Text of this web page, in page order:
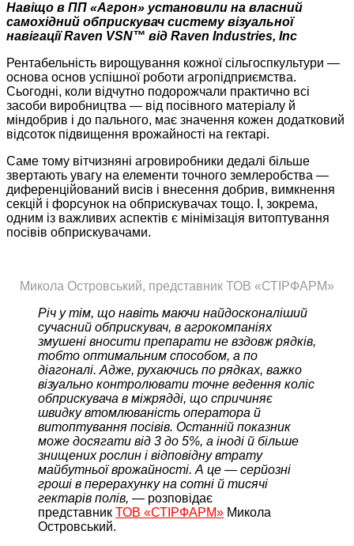
Навіщо в ПП «Агрон» установили на власний
самохідний обприскувач систему візуальної
навігації Raven VSN™ від Raven Industries, Inc
Рентабельність вирощування кожної сільгоспкультури —
основа основ успішної роботи агропідприємства.
Сьогодні, коли відчутно подорожчали практично всі
засоби виробництва — від посівного матеріалу й
міндобрив і до пального, має значення кожен додатковий
відсоток підвищення врожайності на гектарі.
Саме тому вітчизняні агровиробники дедалі більше
звертають увагу на елементи точного землеробства —
диференційований висів і внесення добрив, вимкнення
секцій і форсунок на обприскувачах тощо. І, зокрема,
одним із важливих аспектів є мінімізація витоптування
посівів обприскувачами.
Микола Островський, представник ТОВ «СТІРФАРМ»
Річ у тім, що навіть маючи найдосконаліший
сучасний обприскувач, в агрокомпаніях
змушені вносити препарати не вздовж рядків,
тобто оптимальним способом, а по
діагоналі. Адже, рухаючись по рядках, важко
візуально контролювати точне ведення коліс
обприскувача в міжрядді, що спричиняє
швидку втомлюваність оператора й
витоптування посівів. Останній показник
може досягати від 3 до 5%, а іноді й більше
знищених рослин і відповідну втрату
майбутньої врожайності. А це — серйозні
гроші в перерахунку на сотні й тисячі
гектарів полів, — розповідає
представник ТОВ «СТІРФАРМ» Микола
Островський.